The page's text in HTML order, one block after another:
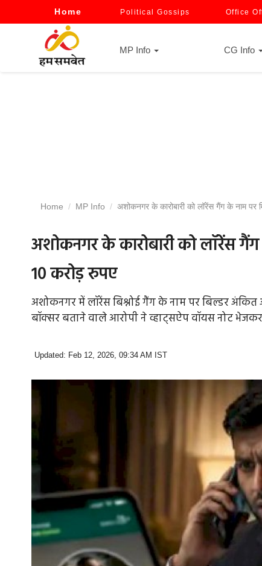
Home Political Gossips Office
MP Info CG Info
Home MP Info अशोकनगर के कारोबारी को लॉरेंस गैंग के नाम पर
अशोकनगर के कारोबारी को लॉरेंस
10 करोड़ रुपए
अशोकनगर में लॉरेंस बिश्नोई गैंग के नाम पर बिल्डर
बॉक्सर बताने वाले आरोपी ने व्हाट्सऐप वॉयस नोट
Updated: Feb 12, 2026, 09:34 AM IST